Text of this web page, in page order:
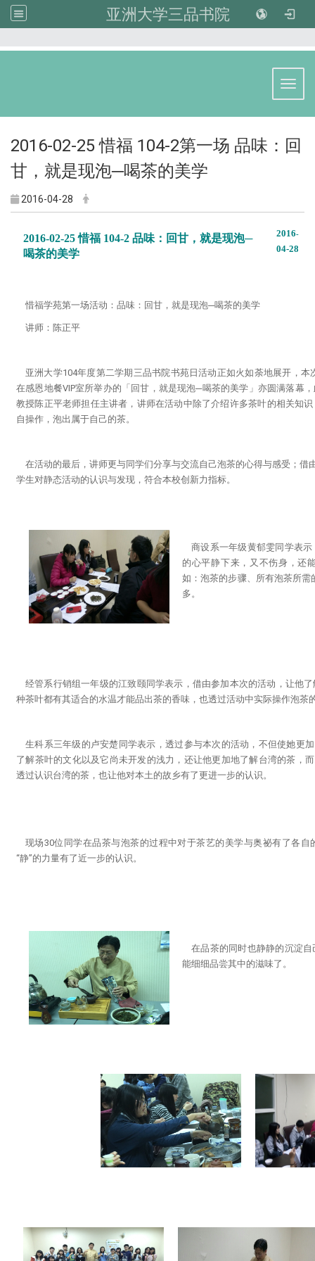
亚洲大学三品书院
2016-02-25 惜福 104-2第一场 品味：回
甘，就是现泡─喝茶的美学
2016-04-28
2016-02-25 惜福 104-2 品味：回甘，就是现泡─
喝茶的美学
2016-
04-28
惜福学苑第一场活动：品味：回甘，就是现泡─喝茶的美学
讲师 ： 陈正平
亚洲大学104年度第二学期三品书院书苑日活动正如火如荼地展开，
在感恩地餐VIP室所举办的「回甘，就是现泡─喝茶的美学」亦圆满落幕
教授陈正平老师担任主讲者，讲师在活动中除了介绍许多茶叶的相关知
自操作，泡出属于自己的茶。
在活动的最后，讲师更与同学们分享与交流自己泡茶的心得与感受；借
学生对静态活动的认识与发现，符合本校创新力指标。
商设系一年级黄郁雯同学表
的心平静下来，又不伤身，还
如：泡茶的步骤、所有泡茶所
多。
经管系行销组一年级的江致颐同学表示，借由参加本次的活动，让他
种茶叶都有其适合的水温才能品出茶的香味，也透过活动中实际操作泡茶
生科系三年级的卢安楚同学表示，透过参与本次的活动，不但使她更加
了解茶叶的文化以及它尚未开发的浅力，还让他更加地了解台湾的茶，而
透过认识台湾的茶，也让他对本土的故乡有了更进一步的认识。
现场30位同学在品茶与泡茶的过程中对于茶艺的美学与奥祕有了各
“静”的力量有了近一步的认识。
在品茶的同时也静静的沉淀
能细细品尝其中的滋味了。